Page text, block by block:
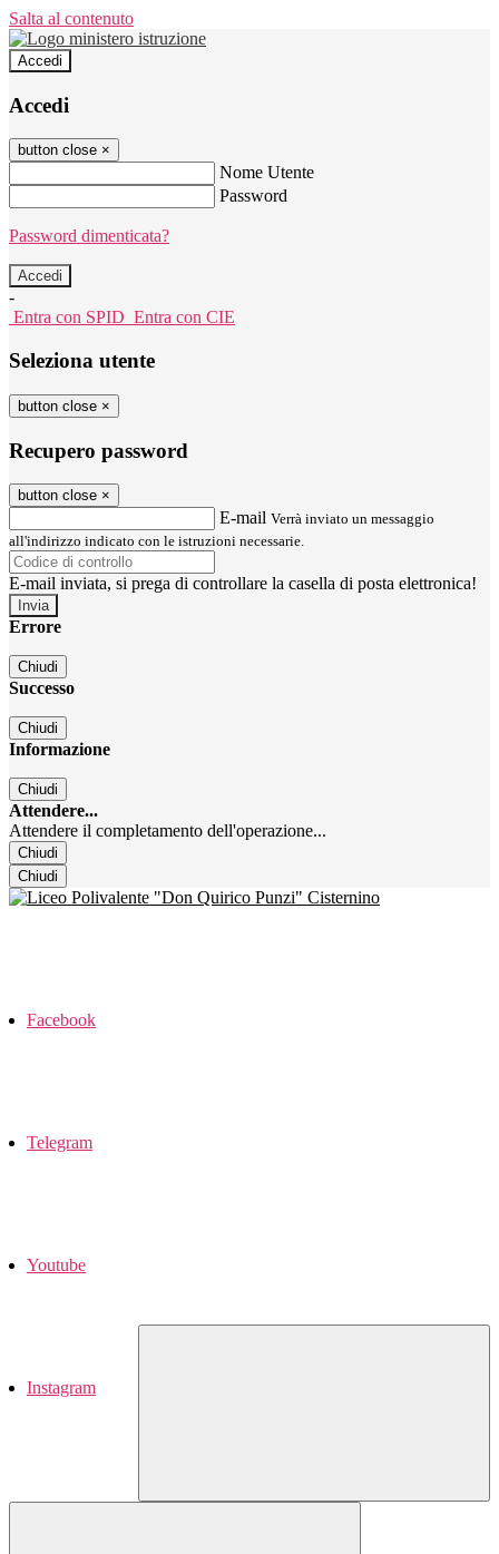
Salta al contenuto
Accedi
Accedi
button close ×
Nome Utente
Password
Password dimenticata?
-
Entra con SPID Entra con CIE
Seleziona utente
button close ×
Recupero password
button close ×
E-mail Verrà inviato un messaggio
all'indirizzo indicato con le istruzioni necessarie.
E-mail inviata, si prega di controllare la casella di posta elettronica!
Errore
Chiudi
Successo
Chiudi
Informazione
Chiudi
Attendere...
Attendere il completamento dell'operazione...
Chiudi
Chiudi
Facebook
Telegram
Youtube
Instagram